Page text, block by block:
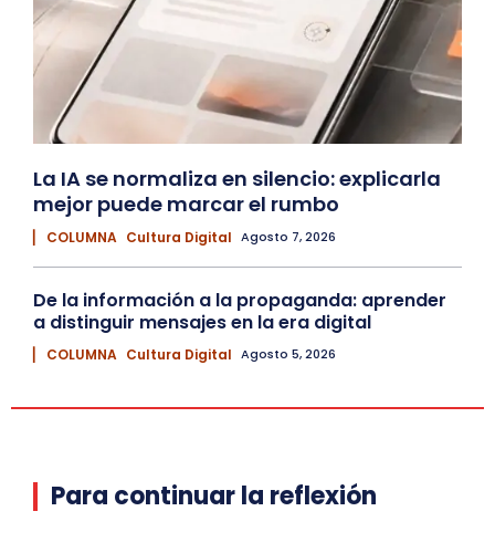
La IA se normaliza en silencio: explicarla
mejor puede marcar el rumbo
▏ COLUMNA Cultura Digital Agosto 7, 2026
De la información a la propaganda: aprender
a distinguir mensajes en la era digital
▏ COLUMNA Cultura Digital Agosto 5, 2026
Para continuar la reflexión